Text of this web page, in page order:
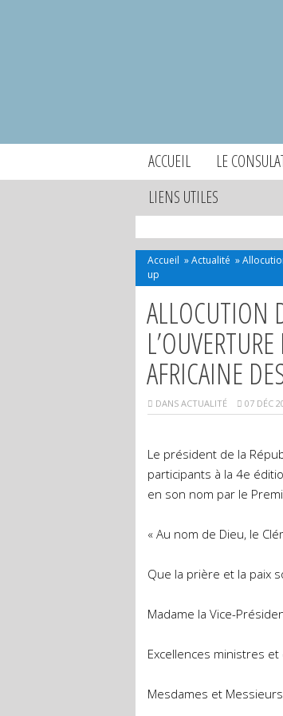
ACCUEIL LE
LIENS UTILES
Accueil »Actualité »
up
ALLOCUTION
AFRICAINE
DANS ACTUALITÉ 07 DÉC
Le président de la
participants à la 4e
en son nom par le
« Au nom de Dieu, le
Que la prière et la paix
Madame la Vice-
Excellences ministres
Mesdames et